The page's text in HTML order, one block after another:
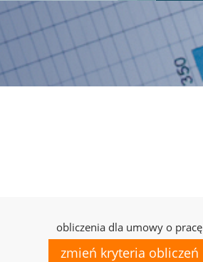
obliczenia dla umowy o pracę
zmień kryteria obliczeń